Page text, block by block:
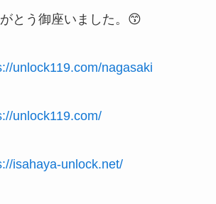
とう御座いました。😙
unlock119.com/nagasaki
unlock119.com/
isahaya-unlock.net/